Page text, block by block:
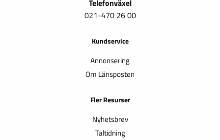
Telefonväxel
021-470 26 00
Kundservice
Annonsering
Om Länsposten
Fler Resurser
Nyhetsbrev
Taltidning